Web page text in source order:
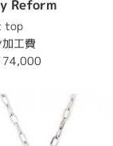
Reform
top
工費